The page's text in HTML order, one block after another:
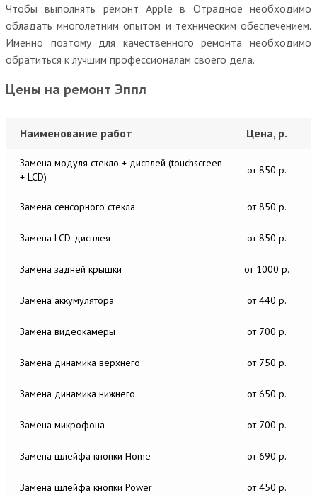
Чтобы выполнять ремонт Apple в Отрадное необходимо
обладать многолетним опытом и техническим обеспечением.
Именно поэтому для качественного ремонта необходимо
обратиться к лучшим профессионалам своего дела.
Цены на ремонт Эппл
Наименование работ Цена, р.
Замена модуля стекло + дисплей (touchscreen
+ LCD)
от 850 р.
Замена сенсорного стекла от 850 р.
Замена LCD-дисплея от 850 р.
Замена задней крышки от 1000 р.
Замена аккумулятора от 440 р.
Замена видеокамеры от 700 р.
Замена динамика верхнего от 750 р.
Замена динамика нижнего от 650 р.
Замена микрофона от 700 р.
Замена шлейфа кнопки Home от 690 р.
Замена шлейфа кнопки Power от 450 р.